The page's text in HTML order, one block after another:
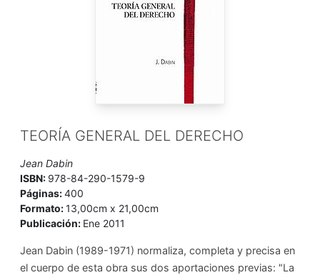
TEORÍA GENERAL DEL DERECHO
Jean Dabin
ISBN: 978-84-290-1579-9
Páginas:400
Formato:13,00cm x 21,00cm
Publicación: Ene 2011
Jean Dabin (1989-1971) normaliza, completa y precisa en
el cuerpo de esta obra sus dos aportaciones previas: "La